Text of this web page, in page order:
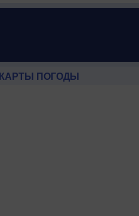
КАРТЫ ПОГОДЫ